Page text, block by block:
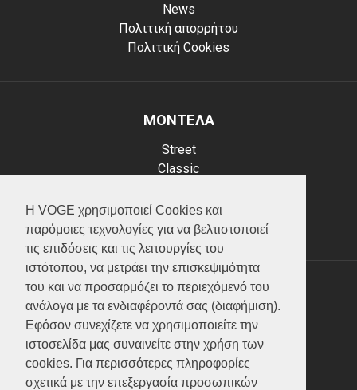
Η VOGE χρησιμοποιεί Cookies και
παρόμοιες τεχνολογίες για να βελτιστοποιεί
τις επιδόσεις και τις λειτουργίες του
ιστότοπου, να μετράει την επισκεψιμότητα
του και να προσαρμόζει το περιεχόμενό του
ανάλογα με τα ενδιαφέροντά σας (διαφήμιση).
Εφόσον συνεχίζετε να χρησιμοποιείτε την
ιστοσελίδα μας συναινείτε στην χρήση των
cookies. Για περισσότερες πληροφορίες
σχετικά με την επεξεργασία προσωπικών
News
Πολιτική απορρήτου
Πολιτική Cookies
ΜΟΝΤΕΛΑ
Street
Classic
Scooter
ATV (Loncin)
ΥΠΗΡΕΣΙΕΣ
Test ride
Επικοινωνία
Service
Κατάλογος